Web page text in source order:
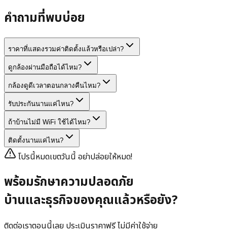
คำถามที่พบบ่อย
ราคาที่แสดงรวมค่าติดตั้งแล้วหรือเปล่า?
ดูกล้องผ่านมือถือได้ไหม?
กล้องดูดีเวลาตอนกลางคืนไหม?
รับประกันนานแค่ไหน?
ถ้าบ้านไม่มี WiFi ใช้ได้ไหม?
ติดตั้งนานแค่ไหน?
โปรนี้หมดเขตวันนี้ อย่าปล่อยให้หมด!
พร้อมรักษาความปลอดภัย
บ้านและธุรกิจของคุณแล้วหรือยัง?
ติดต่อเราตอนนี้เลย ประเมินราคาฟรี ไม่มีค่าใช้จ่าย